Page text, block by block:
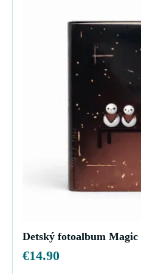
Detský fotoalbum Magic
€14.90